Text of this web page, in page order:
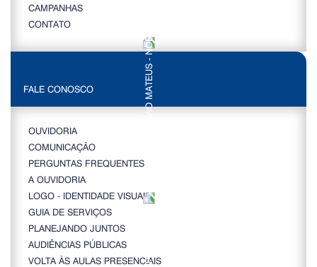
CAMPANHAS
CONTATO
FALE CONOSCO
OUVIDORIA
COMUNICAÇÃO
PERGUNTAS FREQUENTES
A OUVIDORIA
LOGO - IDENTIDADE VISUAL
GUIA DE SERVIÇOS
PLANEJANDO JUNTOS
AUDIÊNCIAS PÚBLICAS
VOLTA ÀS AULAS PRESENCIAIS